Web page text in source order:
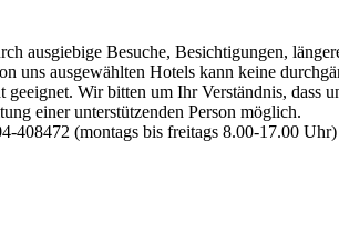
ausgiebige Besuche, Besichtigungen,
uns ausgewählten Hotels kann keine
Wir bitten um Ihr Verständnis, dass
einer unterstützenden Person möglich.
408472 (montags bis freitags 8.00-17.00 Uhr)